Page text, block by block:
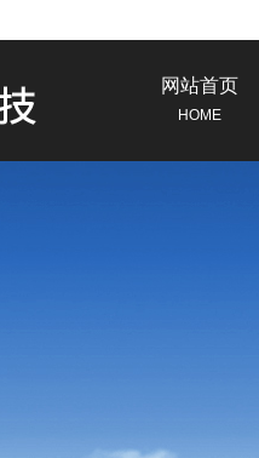
网站首页
HOME